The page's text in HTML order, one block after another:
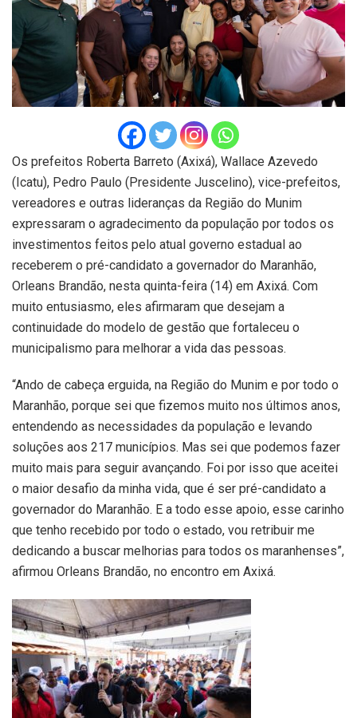
Os prefeitos Roberta Barreto (Axixá), Wallace Azevedo
(Icatu), Pedro Paulo (Presidente Juscelino), vice-prefeitos,
vereadores e outras lideranças da Região do Munim
expressaram o agradecimento da população por todos os
investimentos feitos pelo atual governo estadual ao
receberem o pré-candidato a governador do Maranhão,
Orleans Brandão, nesta quinta-feira (14) em Axixá. Com
muito entusiasmo, eles afirmaram que desejam a
continuidade do modelo de gestão que fortaleceu o
municipalismo para melhorar a vida das pessoas.
“Ando de cabeça erguida, na Região do Munim e por todo o
Maranhão, porque sei que fizemos muito nos últimos anos,
entendendo as necessidades da população e levando
soluções aos 217 municípios. Mas sei que podemos fazer
muito mais para seguir avançando. Foi por isso que aceitei
o maior desafio da minha vida, que é ser pré-candidato a
governador do Maranhão. E a todo esse apoio, esse carinho
que tenho recebido por todo o estado, vou retribuir me
dedicando a buscar melhorias para todos os maranhenses”,
afirmou Orleans Brandão, no encontro em Axixá.